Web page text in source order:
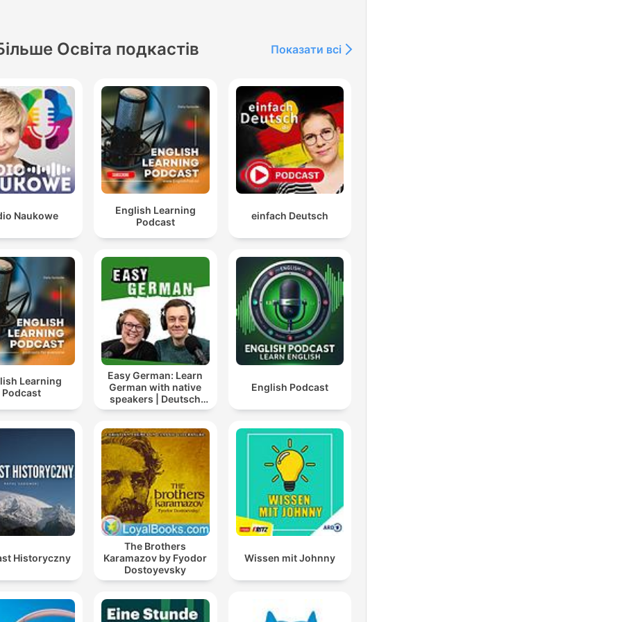
Освіта подкастів Показати всі
Naukowe
English Learning
Podcast
einfach Deutsch
Learning
Podcast
Easy German: Learn
German with native
speakers | Deutsch
lernen mit
English Podcast
Historyczny
The Brothers
Karamazov by Fyodor
Dostoyevsky
Wissen mit Johnny